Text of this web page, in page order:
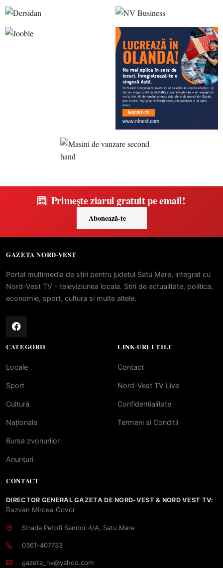
Primește ziarul gratuit pe email!
Abonează-te
GAZETA NORD-VEST
Portal multimedia de stiri pentru judetul Satu Mare, integrat cu
Nord-Vest TV - televiziunea locala. Stiri de actualitate, politica,
economie, sport, cultura si multe altele.
CATEGORII
Locale
Sport
Cultură
Naționale
Bursa zvonurilor
Anunțuri
LINK-URI UTILE
Contact
Nord-Vest TV Live
Confidentialitate
Termeni si Conditii
CONTACT
DIRECTOR GENERAL GAZETA DE NORD-VEST & NORD VEST TV:
Razvan Mircea Govor
Strada Petofi Sandor 4/A, Satu Mare
0361-407733
gazeta_nv@yahoo.com